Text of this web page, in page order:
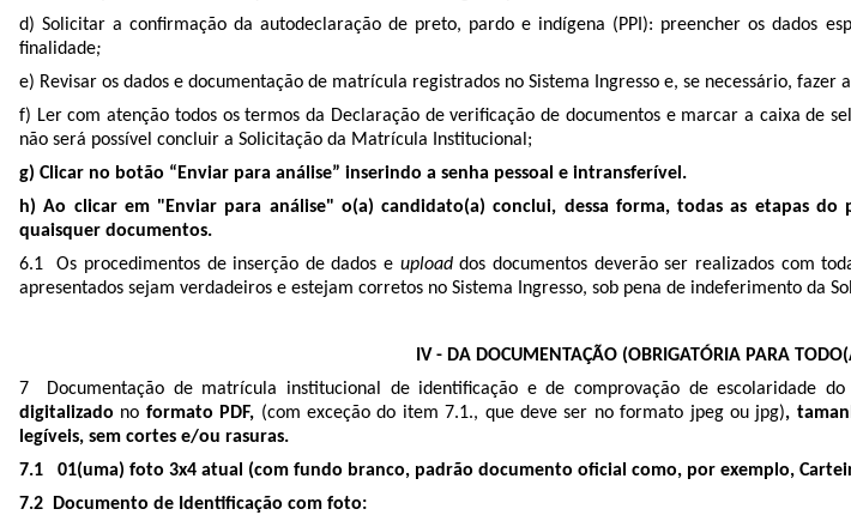
d) Solicitar a confirmação da autodeclaração de preto, pardo e indígena (PPI): preencher os dados
finalidade;
e) Revisar os dados e documentação de matrícula registrados no Sistema Ingresso e, se necessário, fazer
f) Ler com atenção todos os termos da Declaração de verificação de documentos e marcar a caixa de
não será possível concluir a Solicitação da Matrícula Institucional;
g) Clicar no botão “Enviar para análise” inserindo a senha pessoal e intransferível.
h) Ao clicar em "Enviar para análise" o(a) candidato(a) conclui, dessa forma, todas as etapas
quaisquer documentos.
6.1 Os procedimentos de inserção de dados e uploaddos documentos deverão ser realizados com
apresentados sejam verdadeiros e estejam corretos no Sistema Ingresso, sob pena de indeferimento da
IV - DA DOCUMENTAÇÃO (OBRIGATÓRIA PARA
7 Documentação de matrícula institucional de identificação e de comprovação de escolaridade
digitalizado no formato PDF, (com exceção do item 7.1., que deve ser no formato jpeg ou jpg),
legíveis, sem cortes e/ou rasuras.
7.1 01(uma) foto 3x4 atual (com fundo branco, padrão documento oficial como, por exemplo,
7.2 Documento de Identificação com foto: